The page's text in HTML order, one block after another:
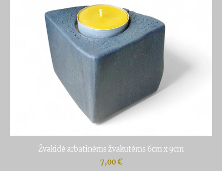
Žvakidė arbatinėms žvakutėms 6cm x 9cm
7,00 €